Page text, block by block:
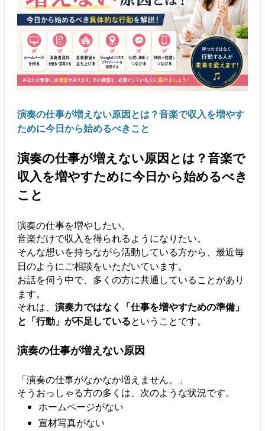
演奏の仕事が増えない原因とは？音楽で収入を増やす
ために今日から始めるべきこと
演奏の仕事が増えない原因とは？音楽で
収入を増やすために今日から始めるべき
こと
演奏の仕事を増やしたい。
音楽だけで収入を得られるようになりたい。
そんな想いを持ちながら活動している方から、最近毎
日のようにご相談をいただいています。
お話を伺う中で、多くの方に共通していることがあり
ます。
それは、 演奏力ではなく「仕事を増やすための準備」
と「行動」が不足しているということです。
演奏の仕事が増えない原因
「演奏の仕事がなかなか増えません。」
そうおっしゃる方の多くは、次のような状況です。
ホームページがない
宣材写真がない